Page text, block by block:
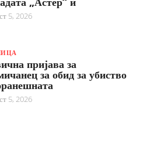
5, 2026
пријава за
за обид за убиство
5, 2026